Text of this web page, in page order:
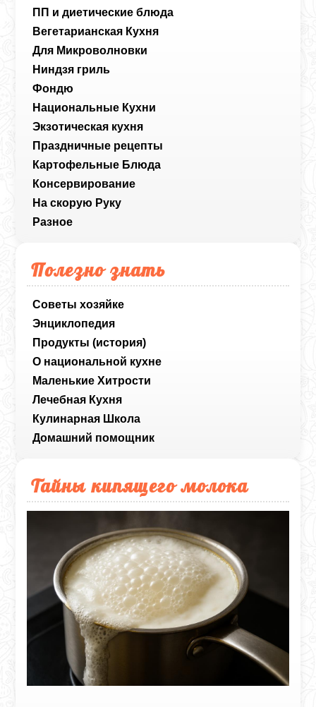
ПП и диетические блюда
Вегетарианская Кухня
Для Микроволновки
Ниндзя гриль
Фондю
Национальные Кухни
Экзотическая кухня
Праздничные рецепты
Картофельные Блюда
Консервирование
На скорую Руку
Разное
Полезно знать
Советы хозяйке
Энциклопедия
Продукты (история)
О национальной кухне
Маленькие Хитрости
Лечебная Кухня
Кулинарная Школа
Домашний помощник
Тайны кипящего молока